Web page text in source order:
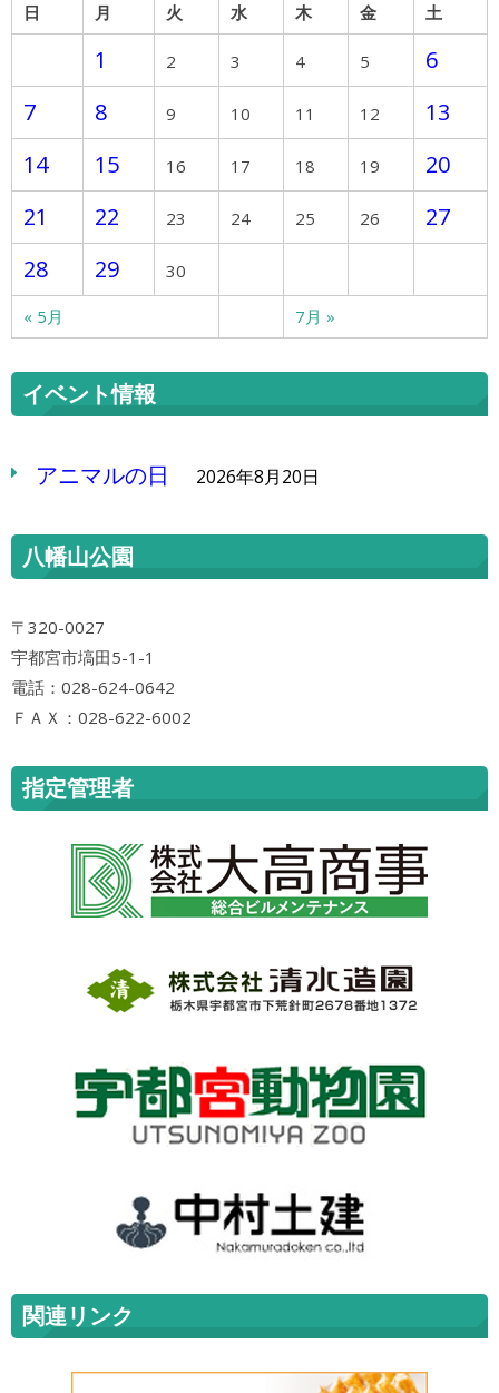
日
月 火 水 木 金 土
1 2 3 4 5
6
7
8 9 10 11 12
13
14
15 16 17 18 19
20
21
22 23 24 25 26
27
28
29 30
« 5月 7月 »
イベント情報
アニマルの日 2026年8月20日
八幡山公園
〒320-0027
宇都宮市塙田5-1-1
電話：028-624-0642
ＦＡＸ：028-622-6002
指定管理者
関連リンク